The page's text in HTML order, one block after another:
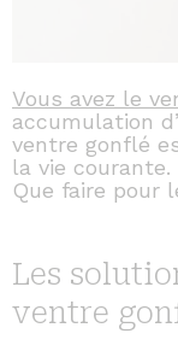
Vous avez le
accumulation
ventre gonflé
la vie courante.
Que faire pour
Les
ventre